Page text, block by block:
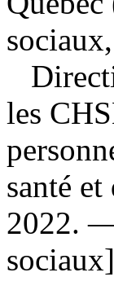
les
santé
2022. —